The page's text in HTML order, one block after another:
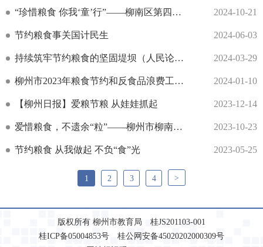
“珍惜粮食 你我‘童’行”——柳南区第四幼儿园世界粮食日主题系列活动 2024-10-21
节约粮食事关国计民生 2024-06-03
持续筑牢节约粮食的坚固堤坝（人民论坛） ——在全社会厉行节约、反对浪费 2024-03-29
柳州市2023年粮食节约和反食品浪费工作情况报告 2024-01-10
【柳州日报】爱粮节粮 从娃娃抓起 2023-12-14
爱惜粮食，不遗余“粒”——柳州市柳南区第三幼儿园教育管理集团“世界粮食日”活动 2023-10-23
节约粮食 从我做起 不负“食”光 2023-05-25
1 2 3 4 >
版权所有 柳州市教育局 桂JS201103-001
桂ICP备05004853号 桂公网安备45020202000309号